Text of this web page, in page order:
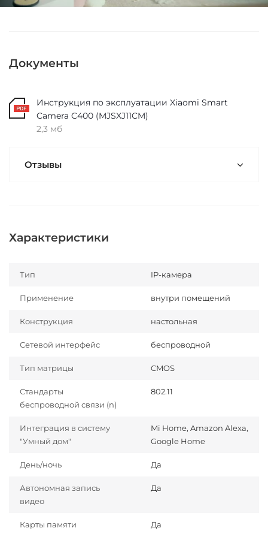
Документы
Инструкция по эксплуатации Xiaomi Smart
Camera C400 (MJSXJ11CM)
2,3 мб
Отзывы
Характеристики
Тип IP-камера
Применение внутри помещений
Конструкция настольная
Сетевой интерфейс беспроводной
Тип матрицы CMOS
Стандарты
беспроводной связи (n)
802.11
Интеграция в систему
"Умный дом"
Mi Home, Amazon Alexa,
Google Home
День/ночь Да
Автономная запись
видео
Да
Карты памяти Да